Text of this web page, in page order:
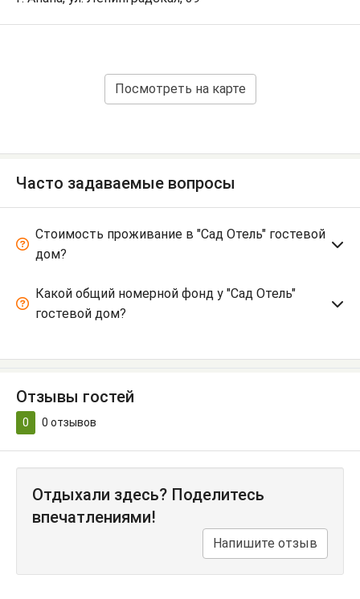
Посмотреть на карте
Часто задаваемые вопросы
Стоимость проживание в "Сад Отель" гостевой
дом?
Какой общий номерной фонд у "Сад Отель"
гостевой дом?
Отзывы гостей
0 0 отзывов
Отдыхали здесь? Поделитесь
впечатлениями!
Напишите отзыв